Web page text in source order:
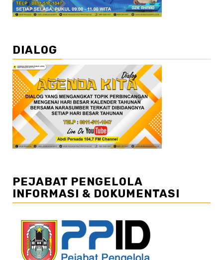
DIALOG
PEJABAT PENGELOLA
INFORMASI & DOKUMENTASI